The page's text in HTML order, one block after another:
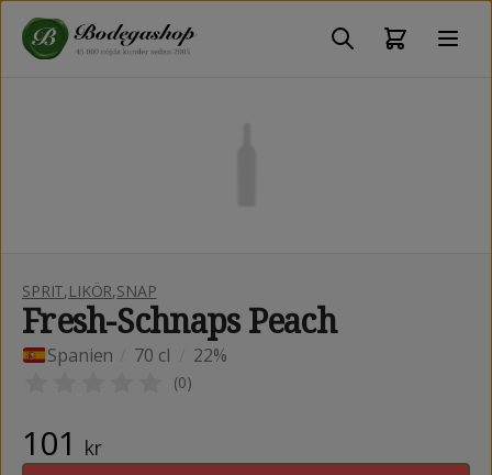
SPRIT,LIKÖR,SNAP
Fresh-Schnaps Peach
Spanien 70 cl 22%
(0)
101 kr